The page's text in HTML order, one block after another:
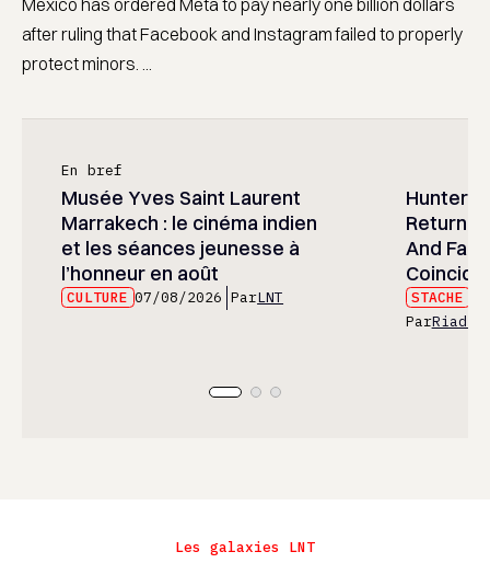
after ruling that Facebook and Instagram failed to properly
protect minors. ...
En bref
Musée Yves Saint Laurent
Marrakech : le cinéma indien
et les séances jeunesse à
l’honneur en août
CULTURE 07/08/2026 ParLNT
Hunter
And
STACHE
ParRiad
Les galaxies LNT